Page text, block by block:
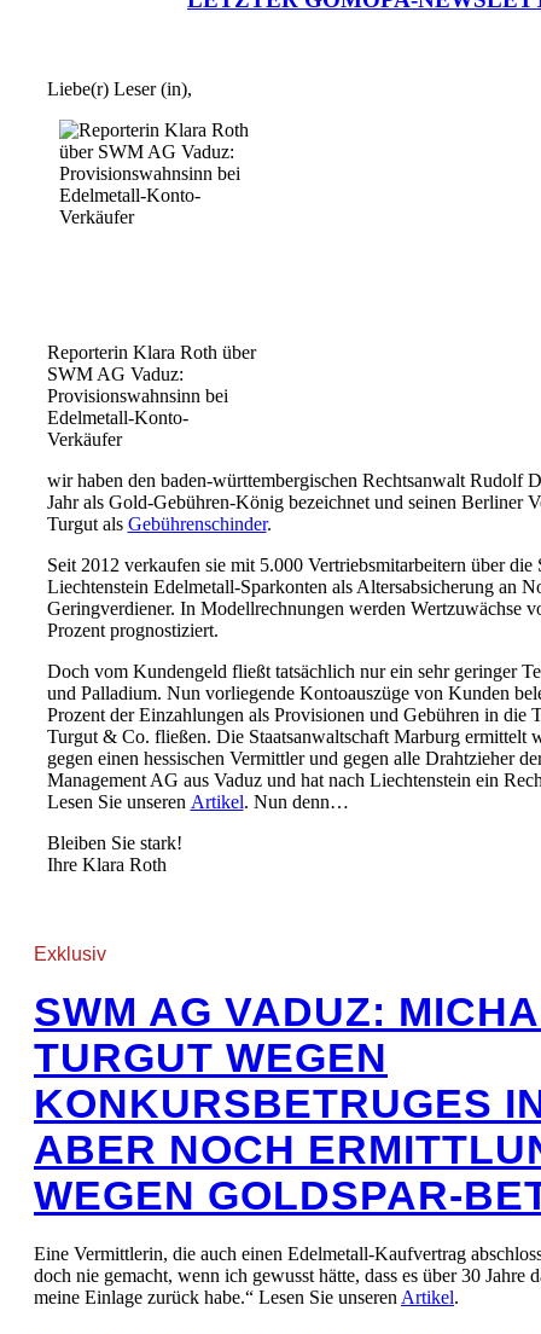
Liebe(r) Leser (in),
Reporterin Klara Roth über
SWM AG Vaduz:
Provisionswahnsinn bei
Edelmetall-Konto-
Verkäufer
wir haben den baden-württembergischen Rechtsanwalt Rudolf
Jahr als Gold-Gebühren-König bezeichnet und seinen Berliner
Turgut als Gebührenschinder.
Seit 2012 verkaufen sie mit 5.000 Vertriebsmitarbeitern über
Liechtenstein Edelmetall-Sparkonten als Altersabsicherung an
Geringverdiener. In Modellrechnungen werden Wertzuwächse
Prozent prognostiziert.
Doch vom Kundengeld fließt tatsächlich nur ein sehr geringer
und Palladium. Nun vorliegende Kontoauszüge von Kunden
Prozent der Einzahlungen als Provisionen und Gebühren in die
Turgut & Co. fließen. Die Staatsanwaltschaft Marburg ermittelt
gegen einen hessischen Vermittler und gegen alle Drahtzieher
Management AG aus Vaduz und hat nach Liechtenstein ein
Lesen Sie unseren Artikel. Nun denn…
Bleiben Sie stark!
Ihre Klara Roth
Exklusiv
SWM AG VADUZ:
TURGUT WEGEN
KONKURSBETRUGES
ABER NOCH
WEGEN GOLDSPAR-
Eine Vermittlerin, die auch einen Edelmetall-Kaufvertrag
doch nie gemacht, wenn ich gewusst hätte, dass es über 30 Jahre
meine Einlage zurück habe.“ Lesen Sie unseren Artikel.